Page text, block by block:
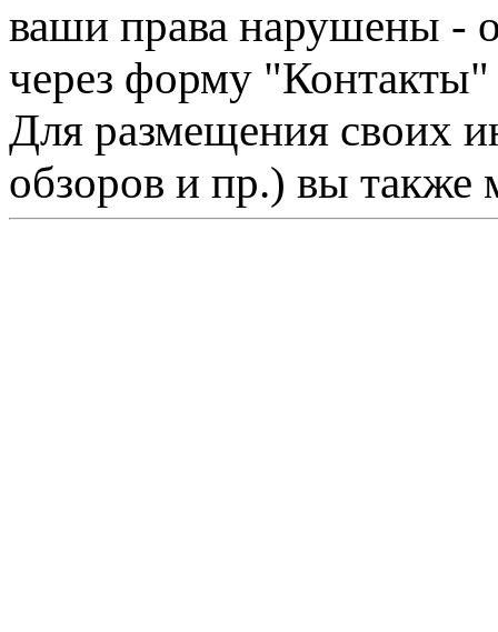
ваши права нарушены -
через форму "Контакты"
Для размещения своих
обзоров и пр.) вы также